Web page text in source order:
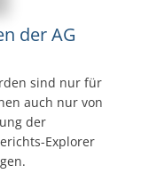
der AG
sind nur für
auch nur von
der
Explorer